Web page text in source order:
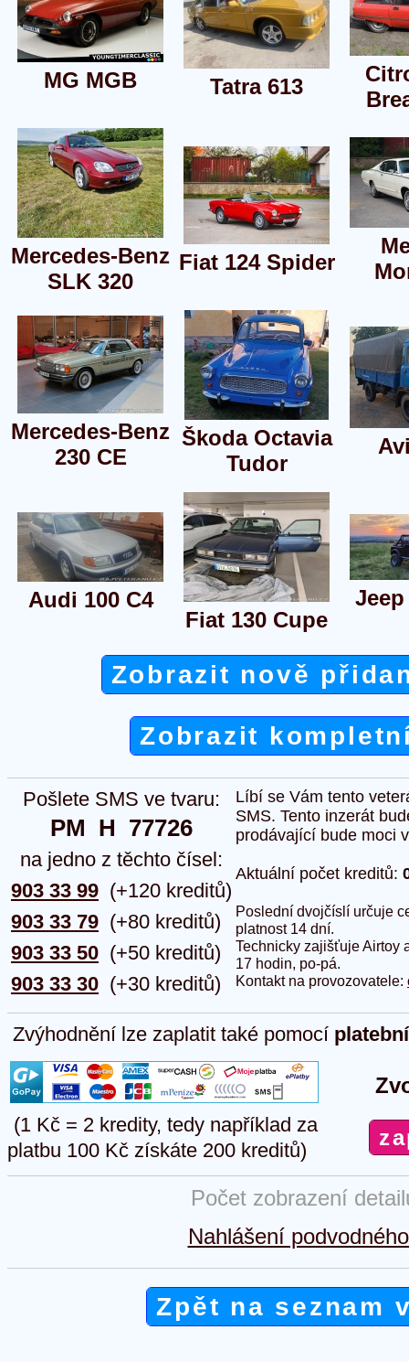
MG MGB Tatra 613
Mercedes-Benz
SLK 320
Fiat 124 Spider
Mercedes-Benz
230 CE
Škoda Octavia
Tudor
Audi 100 C4
Fiat 130 Cupe
Jeep
Zobrazit nově
Zobrazit
Pošlete SMS ve tvaru:
PM  H  77726
na jedno z těchto čísel:
903 33 99
903 33 79
903 33 50
903 33 30
(+120 kreditů)
(+80 kreditů)
(+50 kreditů)
(+30 kreditů)
Líbí se Vám tento
SMS. Tento inzerát
prodávající bude moci
Aktuální počet kreditů:
Poslední dvojčíslí určuje
platnost 14 dní.
Technicky zajišťuje Airtoy
17 hodin, po-pá.
Kontakt na provozovatele:
Zvýhodnění lze zaplatit také pomocí
(1 Kč = 2 kredity, tedy například za
platbu 100 Kč získáte 200 kreditů)
Počet zobrazení
Nahlášení
Zpět na seznam